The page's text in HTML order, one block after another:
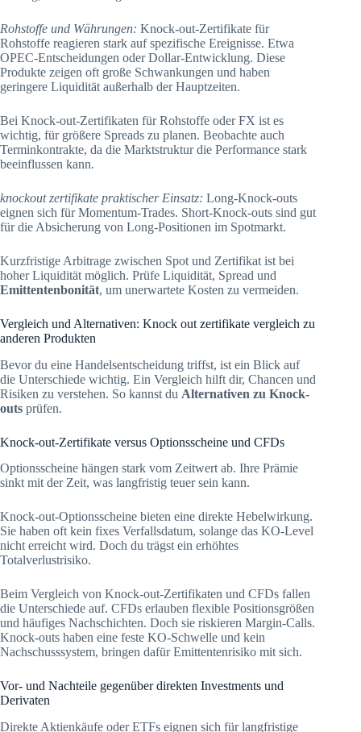
Rohstoffe und Währungen: Knock-out-Zertifikate für
Rohstoffe reagieren stark auf spezifische Ereignisse. Etwa
OPEC-Entscheidungen oder Dollar-Entwicklung. Diese
Produkte zeigen oft große Schwankungen und haben
geringere Liquidität außerhalb der Hauptzeiten.
Bei Knock-out-Zertifikaten für Rohstoffe oder FX ist es
wichtig, für größere Spreads zu planen. Beobachte auch
Terminkontrakte, da die Marktstruktur die Performance stark
beeinflussen kann.
knockout zertifikate praktischer Einsatz: Long-Knock-outs
eignen sich für Momentum-Trades. Short-Knock-outs sind gut
für die Absicherung von Long-Positionen im Spotmarkt.
Kurzfristige Arbitrage zwischen Spot und Zertifikat ist bei
hoher Liquidität möglich. Prüfe Liquidität, Spread und
Emittentenbonität, um unerwartete Kosten zu vermeiden.
Vergleich und Alternativen: Knock out zertifikate vergleich zu
anderen Produkten
Bevor du eine Handelsentscheidung triffst, ist ein Blick auf
die Unterschiede wichtig. Ein Vergleich hilft dir, Chancen und
Risiken zu verstehen. So kannst du Alternativen zu Knock-
outs prüfen.
Knock-out-Zertifikate versus Optionsscheine und CFDs
Optionsscheine hängen stark vom Zeitwert ab. Ihre Prämie
sinkt mit der Zeit, was langfristig teuer sein kann.
Knock-out-Optionsscheine bieten eine direkte Hebelwirkung.
Sie haben oft kein fixes Verfallsdatum, solange das KO-Level
nicht erreicht wird. Doch du trägst ein erhöhtes
Totalverlustrisiko.
Beim Vergleich von Knock-out-Zertifikaten und CFDs fallen
die Unterschiede auf. CFDs erlauben flexible Positionsgrößen
und häufiges Nachschichten. Doch sie riskieren Margin-Calls.
Knock-outs haben eine feste KO-Schwelle und kein
Nachschusssystem, bringen dafür Emittentenrisiko mit sich.
Vor- und Nachteile gegenüber direkten Investments und
Derivaten
Direkte Aktienkäufe oder ETFs eignen sich für langfristige